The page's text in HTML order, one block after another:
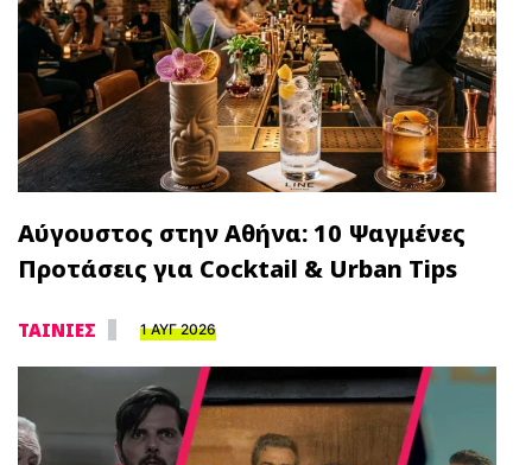
Αύγουστος στην Αθήνα: 10 Ψαγμένες
Προτάσεις για Cocktail & Urban Tips
ΤΑΙΝΙΕΣ 1 ΑΥΓ 2026